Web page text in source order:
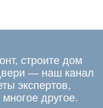
строите дом
— наш канал
экспертов,
другое.